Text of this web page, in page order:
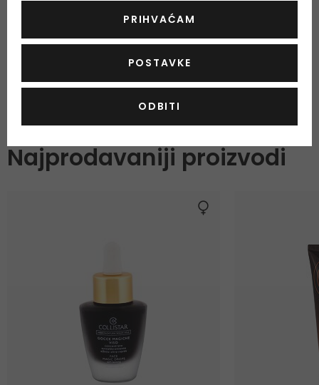
Najprodavaniji proizvodi
PRIHVAĆAM
POSTAVKE
ODBITI